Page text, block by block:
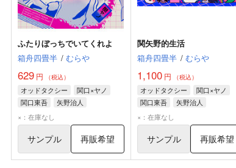
ふたりぼっちでいてくれよ
箱舟四畳半 / むらや
629 円 （税込）
オッドタクシー
関口×ヤノ
関口東吾
矢野治人
×：在庫なし
サンプル 再販希望
関矢野的生活
箱舟四畳半 / むらや
1,100円 （税込）
オッドタクシー
関口×ヤノ
関口東吾
矢野治人
×：在庫なし
サンプル 再販希望